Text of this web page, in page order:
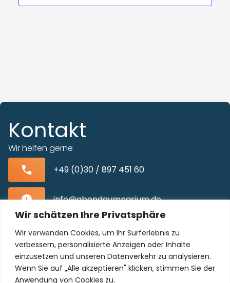
Wir schätzen Ihre Privatsphäre
Wir verwenden Cookies, um Ihr Surferlebnis zu
verbessern, personalisierte Anzeigen oder Inhalte
einzusetzen und unseren Datenverkehr zu analysieren.
Wenn Sie auf „Alle akzeptieren" klicken, stimmen Sie der
Anwendung von Cookies zu.
Kontakt
Wir helfen gerne
+49 (0)30 / 897 451 60
info@abendgymnasium.de
Blissestraße 22, 10713 Berlin-Wilmersdorf
Unser Kollegium freut sich auf Sie!